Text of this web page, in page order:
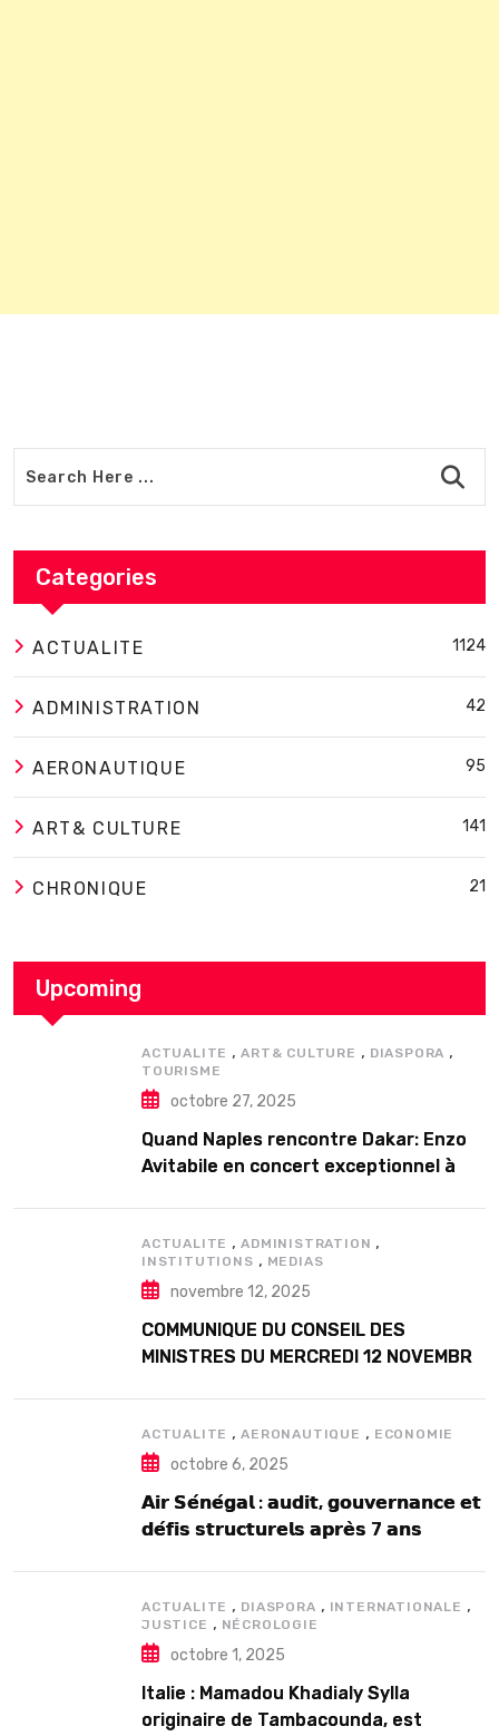
Categories
ACTUALITE 1124
ADMINISTRATION 42
AERONAUTIQUE 95
ART& CULTURE 141
CHRONIQUE 21
Upcoming
ACTUALITE ,ART& CULTURE , DIASPORA ,
TOURISME
octobre 27, 2025
Quand Naples rencontre Dakar: Enzo
Avitabile en concert exceptionnel à
ACTUALITE ,ADMINISTRATION ,
INSTITUTIONS , MEDIAS
novembre 12, 2025
COMMUNIQUE DU CONSEIL DES
MINISTRES DU MERCREDI 12 NOVEMBRE
ACTUALITE ,AERONAUTIQUE , ECONOMIE
octobre 6, 2025
𝗔𝗶𝗿 𝗦𝗲́𝗻𝗲́𝗴𝗮𝗹 : 𝗮𝘂𝗱𝗶𝘁, 𝗴𝗼𝘂𝘃𝗲𝗿𝗻𝗮𝗻𝗰𝗲 𝗲𝘁
𝗱𝗲́𝗳𝗶𝘀 𝘀𝘁𝗿𝘂𝗰𝘁𝘂𝗿𝗲𝗹𝘀 𝗮𝗽𝗿𝗲̀𝘀 7 𝗮𝗻𝘀
ACTUALITE , DIASPORA , INTERNATIONALE ,
JUSTICE , NÉCROLOGIE
octobre 1, 2025
Italie : Mamadou Khadialy Sylla
originaire de Tambacounda, est